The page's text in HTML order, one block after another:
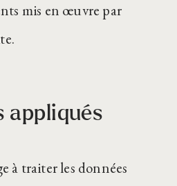
mis en œuvre par
appliqués
à traiter les données